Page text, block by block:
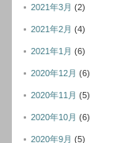
2021年3月 (2)
2021年2月 (4)
2021年1月 (6)
2020年12月 (6)
2020年11月 (5)
2020年10月 (6)
2020年9月 (5)